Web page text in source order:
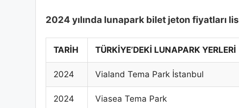
2024 yılında lunapark bilet jeton fiyatları
TARİH TÜRKİYE’DEKİ LUNAPARK YERLERİ
2024 Vialand Tema Park İstanbul
2024 Viasea Tema Park